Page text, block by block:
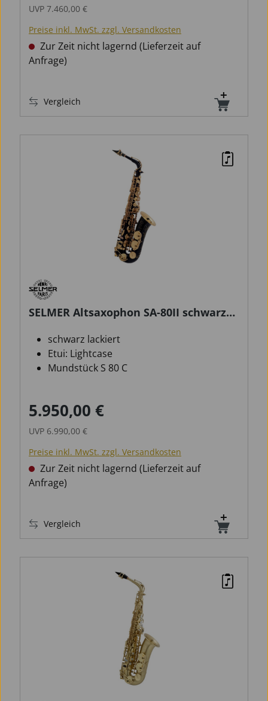
UVP 7.460,00 €
Preise inkl. MwSt. zzgl. Versandkosten
Zur Zeit nicht lagernd (Lieferzeit auf
Anfrage)
Vergleich
SELMER Altsaxophon SA-80II schwarz
schwarz lackiert
Etui: Lightcase
Mundstück S 80 C
Verkaufspreis:
5.950,00 €
UVP 6.990,00 €
Preise inkl. MwSt. zzgl. Versandkosten
Zur Zeit nicht lagernd (Lieferzeit auf
Anfrage)
Vergleich